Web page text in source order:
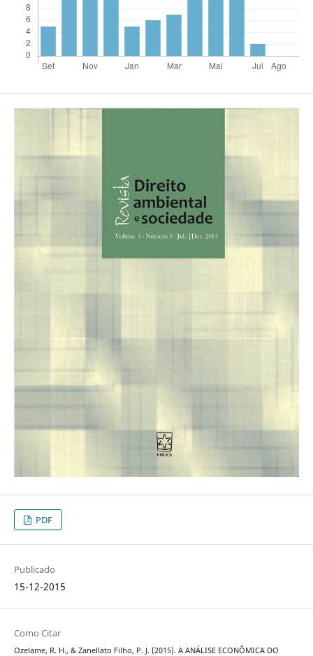
PDF
Publicado
15-12-2015
Como Citar
Ozelame, R. H., & Zanellato Filho, P. J. (2015). A ANÁLISE ECONÔMICA DO